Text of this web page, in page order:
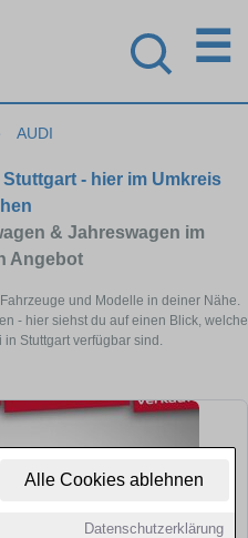
Alle Cookies ablehnen
Datenschutzerklärung
☰
AUDI
- hier im Umkreis
& Jahreswagen im
Angebot
und Modelle in deiner Nähe.
- hier siehst du auf einen Blick, welche
Stuttgart verfügbar sind.